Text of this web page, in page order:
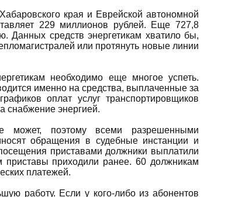
края и Еврейской автономной
229 миллионов рублей. Еще 727,8
Данных средств энергетикам хватило бы,
или протянуть новые линии
необходимо еще многое успеть.
именно на средства, выплаченные за
оплат услуг транспортировщиков
снабжение энергией.
может, поэтому всеми разрешенными
обращения в судебные инстанции и
приставами должники выплатили
приходили ранее. 60 должникам
платежей.
работу. Если у кого-либо из абонентов